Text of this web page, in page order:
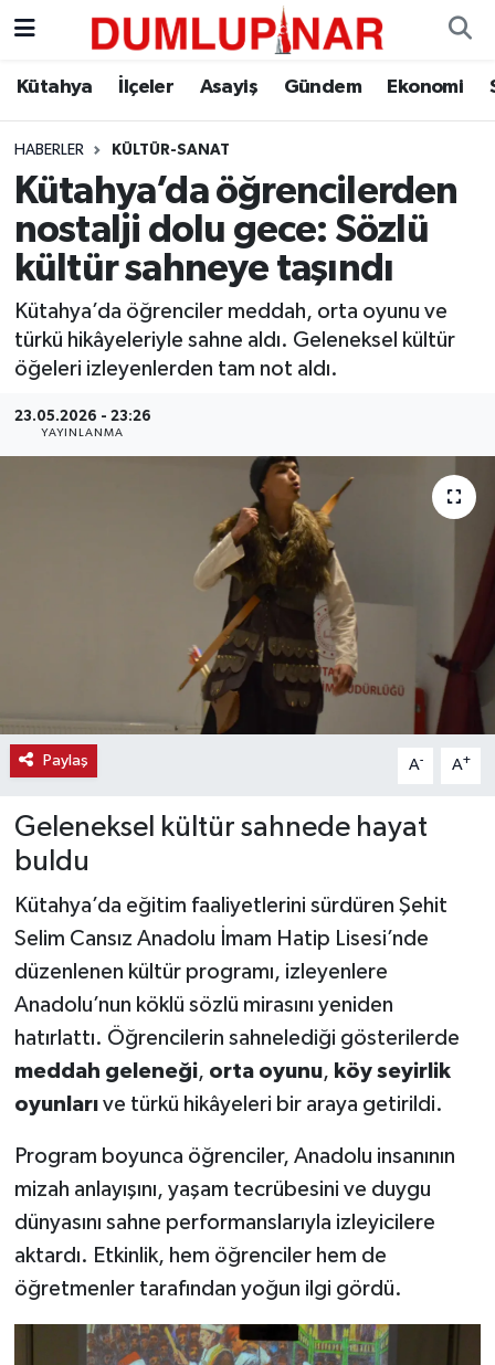
Kütahya İlçeler Asayiş Gündem Ekonomi
HABERLER KÜLTÜR-SANAT
Kütahya’da öğrencilerden
nostalji dolu gece: Sözlü
kültür sahneye taşındı
Kütahya’da öğrenciler meddah, orta oyunu ve
türkü hikâyeleriyle sahne aldı. Geleneksel kültür
öğeleri izleyenlerden tam not aldı.
23.05.2026 - 23:26
YAYINLANMA
Paylaş A- A+
Geleneksel kültür sahnede hayat
buldu
Kütahya’da eğitim faaliyetlerini sürdüren Şehit
Selim Cansız Anadolu İmam Hatip Lisesi’nde
düzenlenen kültür programı, izleyenlere
Anadolu’nun köklü sözlü mirasını yeniden
hatırlattı. Öğrencilerin sahnelediği gösterilerde
meddah geleneği, orta oyunu, köy seyirlik
oyunlarıve türkü hikâyeleri bir araya getirildi.
Program boyunca öğrenciler, Anadolu insanının
mizah anlayışını, yaşam tecrübesini ve duygu
dünyasını sahne performanslarıyla izleyicilere
aktardı. Etkinlik, hem öğrenciler hem de
öğretmenler tarafından yoğun ilgi gördü.
Asayiş
Diğer
Dünya
Eğitim
Ekonomi
Eleman
Emlak
Resmi İlanlar
Sağlık
Seri İlan
Siyaset
Spor
Teknoloji
Vasıta
Vefat Haberleri
Kütahya Hava Durumu
Kütahya Trafik Yoğunluk Haritası
Süper Lig Puan Durumu ve Fikstür
Tüm Manşetler
Son Dakika Haberleri
Haber Arşivi